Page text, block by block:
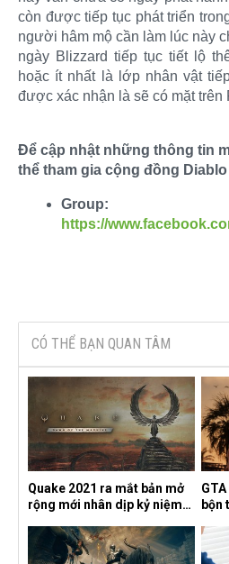
còn được tiếp tục phát triển
người hâm mộ cần làm lúc này
ngày Blizzard tiếp tục tiết lộ
hoặc ít nhất là lớp nhân vật
được xác nhận là sẽ có mặt trên
Để cập nhật những thông tin
thể tham gia cộng đồng
Group:
https://
CÓ THỂ BẠN QUAN TÂM
Quake 2021 ra mắt bản mở
rộng mới nhân dịp kỷ niệm
the Machine
bộn